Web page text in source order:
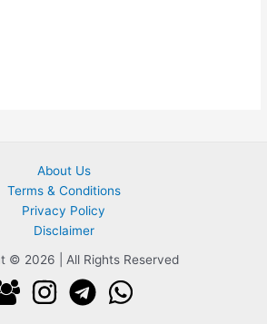
About Us
Terms & Conditions
Privacy Policy
Disclaimer
© 2026 | All Rights Reserved